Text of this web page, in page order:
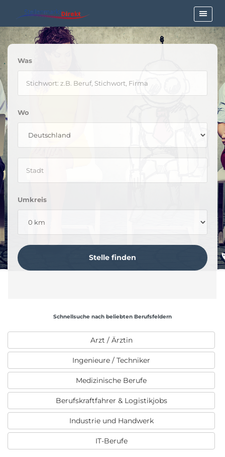
Was
Wo
Umkreis
Schnellsuche nach beliebten Berufsfeldern
Arzt / Ärztin
Ingenieure / Techniker
Medizinische Berufe
Berufskraftfahrer & Logistikjobs
Industrie und Handwerk
IT-Berufe